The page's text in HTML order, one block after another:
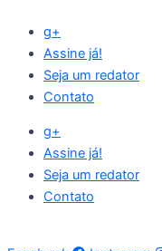
para
conteúdo
g+
Assine já!
Seja um redator
Contato
g+
Assine já!
Seja um redator
Contato